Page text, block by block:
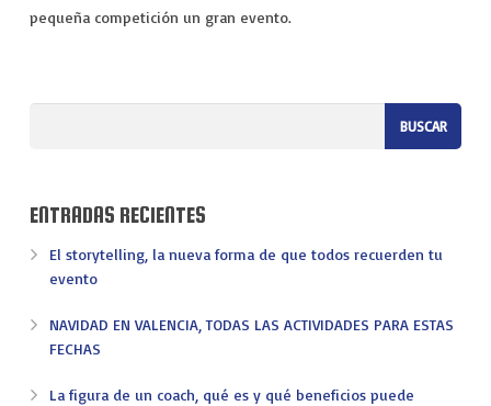
pequeña competición un gran evento.
ENTRADAS RECIENTES
El storytelling, la nueva forma de que todos recuerden tu
evento
NAVIDAD EN VALENCIA, TODAS LAS ACTIVIDADES PARA ESTAS
FECHAS
La figura de un coach, qué es y qué beneficios puede